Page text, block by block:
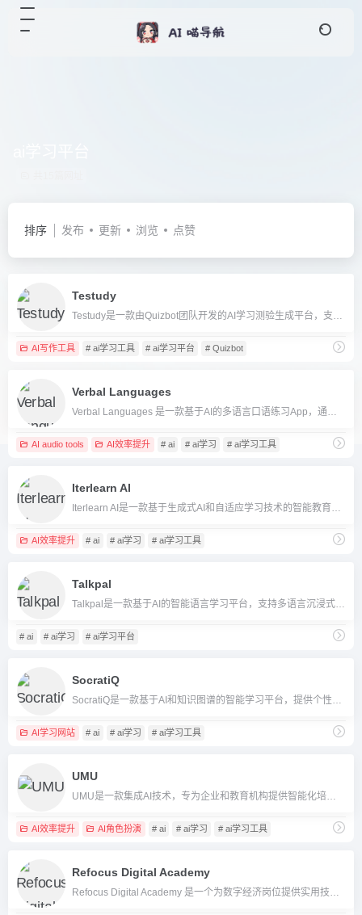
排序 发布 更新 浏览 点赞
Testudy
AI写作工具 # ai学习工具 # ai学习平台 # Quizbot
Verbal Languages
AI audio tools AI效率提升 # ai # ai学习 # ai学习工具
Iterlearn AI
AI效率提升 # ai # ai学习 # ai学习工具
Talkpal
# ai # ai学习 # ai学习平台
SocratiQ
AI学习网站 # ai # ai学习 # ai学习工具
UMU
AI效率提升 AI角色扮演 # ai # ai学习 # ai学习工具
Refocus Digital Academy